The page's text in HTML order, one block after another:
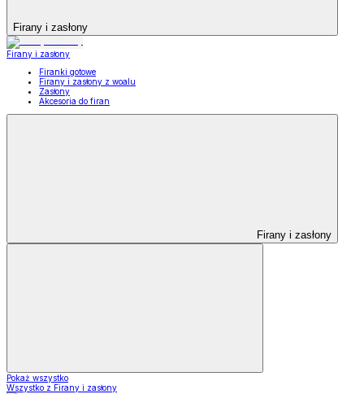
Firany i zasłony
Firany i zasłony
Firanki gotowe
Firany i zasłony z woalu
Zasłony
Akcesoria do firan
Firany i zasłony
Pokaż wszystko
Wszystko z Firany i zasłony